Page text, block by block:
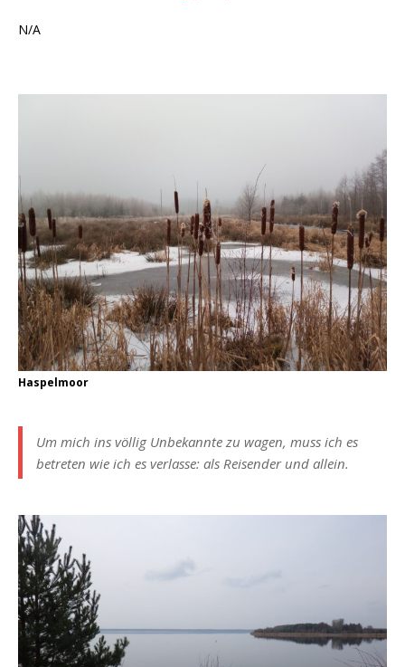
N/A
Haspelmoor
Um mich ins völlig Unbekannte zu wagen, muss ich es
betreten wie ich es verlasse: als Reisender und allein.